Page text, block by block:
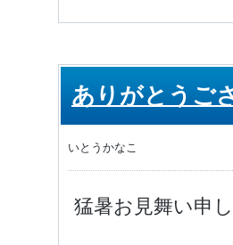
ありがとうご
いとうかなこ
猛暑お見舞い申